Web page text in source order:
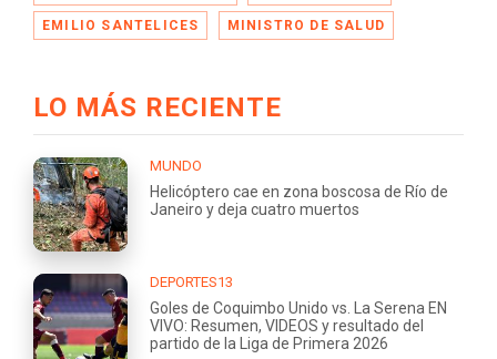
EMILIO SANTELICES MINISTRO DE SALUD
LO MÁS RECIENTE
MUNDO
Helicóptero cae en zona boscosa de Río de
Janeiro y deja cuatro muertos
DEPORTES13
Goles de Coquimbo Unido vs. La Serena EN
VIVO: Resumen, VIDEOS y resultado del
partido de la Liga de Primera 2026